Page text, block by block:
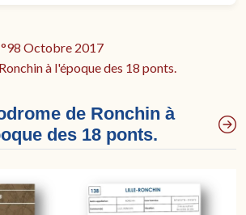
Octobre 2017
à l'époque des 18 ponts.
de Ronchin à
des 18 ponts.